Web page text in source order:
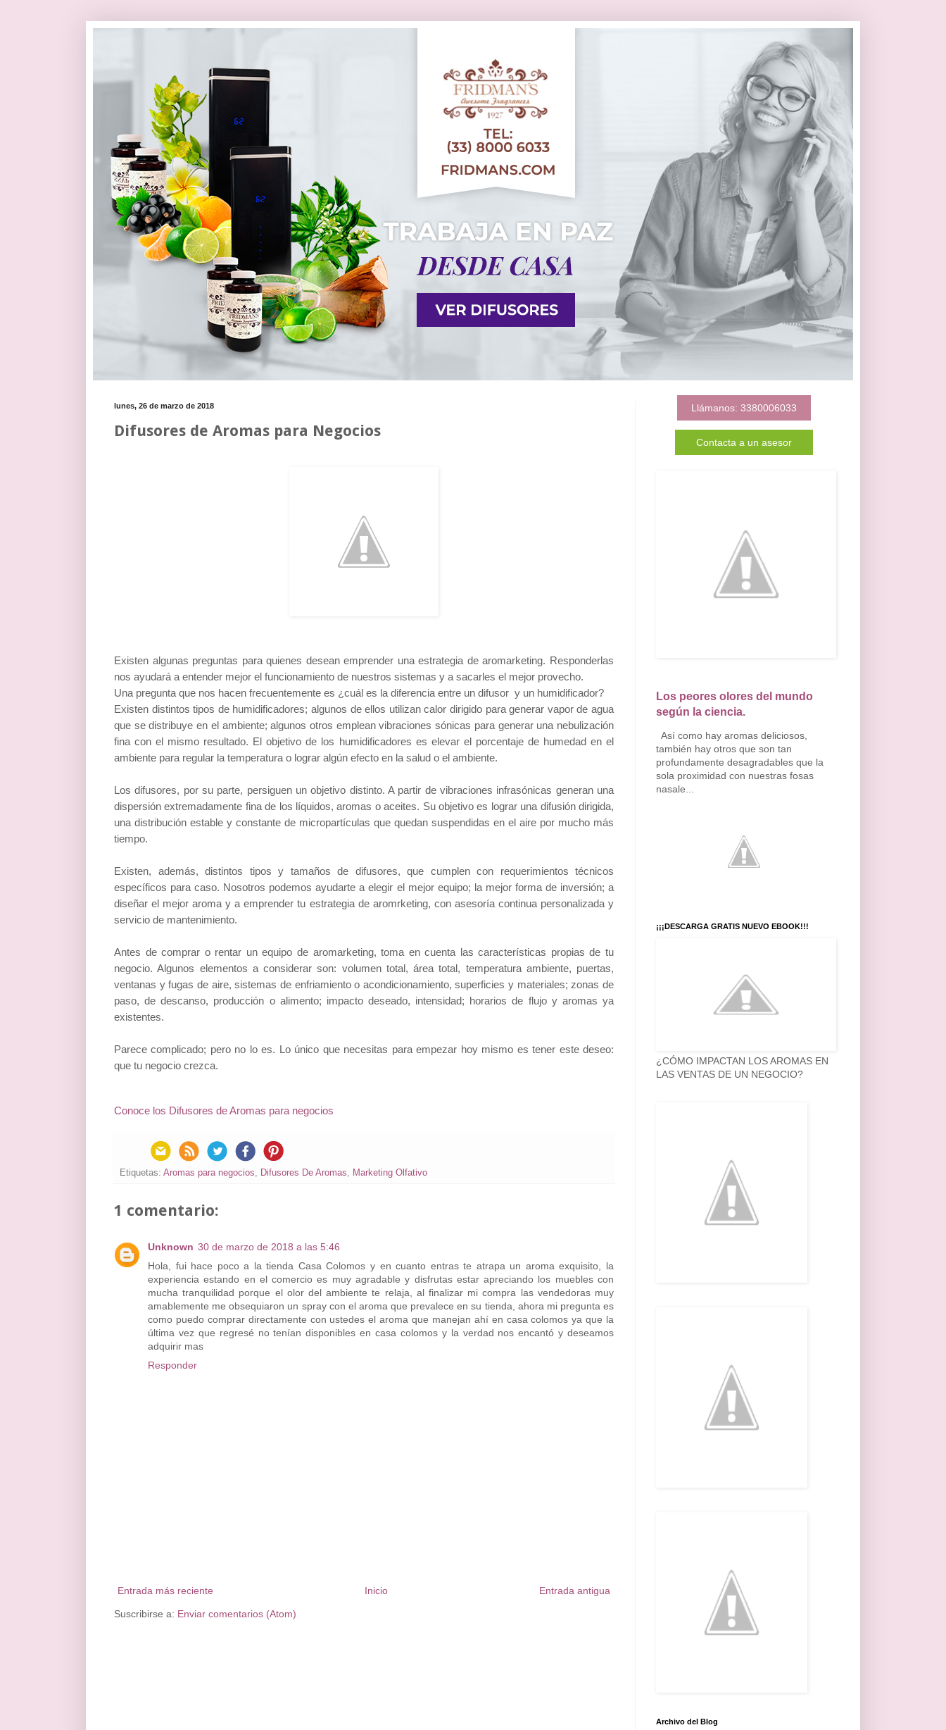
lunes, 26 de marzo de 2018
Difusores de Aromas para Negocios
Existen algunas preguntas para quienes desean emprender una estrategia de aromarketing. Responderlas
nos ayudará a entender mejor el funcionamiento de nuestros sistemas y a sacarles el mejor provecho.
Una pregunta que nos hacen frecuentemente es ¿cuál es la diferencia entre un difusor y un humidificador?
Existen distintos tipos de humidificadores; algunos de ellos utilizan calor dirigido para generar vapor de agua
que se distribuye en el ambiente; algunos otros emplean vibraciones sónicas para generar una nebulización
fina con el mismo resultado. El objetivo de los humidificadores es elevar el porcentaje de humedad en el
ambiente para regular la temperatura o lograr algún efecto en la salud o el ambiente.
Los difusores, por su parte, persiguen un objetivo distinto. A partir de vibraciones infrasónicas generan una
dispersión extremadamente fina de los líquidos, aromas o aceites. Su objetivo es lograr una difusión dirigida,
una distribución estable y constante de micropartículas que quedan suspendidas en el aire por mucho más
tiempo.
Existen, además, distintos tipos y tamaños de difusores, que cumplen con requerimientos técnicos
específicos para caso. Nosotros podemos ayudarte a elegir el mejor equipo; la mejor forma de inversión; a
diseñar el mejor aroma y a emprender tu estrategia de aromrketing, con asesoría continua personalizada y
servicio de mantenimiento.
Antes de comprar o rentar un equipo de aromarketing, toma en cuenta las características propias de tu
negocio. Algunos elementos a considerar son: volumen total, área total, temperatura ambiente, puertas,
ventanas y fugas de aire, sistemas de enfriamiento o acondicionamiento, superficies y materiales; zonas de
paso, de descanso, producción o alimento; impacto deseado, intensidad; horarios de flujo y aromas ya
existentes.
Parece complicado; pero no lo es. Lo único que necesitas para empezar hoy mismo es tener este deseo:
que tu negocio crezca.
Conoce los Difusores de Aromas para negocios
Etiquetas: Aromas para negocios Difusores De Aromas Marketing Olfativo
1 comentario:
Unknown 30 de marzo de 2018 a las 5:46
Hola, fui hace poco a la tienda Casa Colomos y en cuanto entras te atrapa un aroma exquisito, la
experiencia estando en el comercio es muy agradable y disfrutas estar apreciando los muebles con
mucha tranquilidad porque el olor del ambiente te relaja, al finalizar mi compra las vendedoras muy
amablemente me obsequiaron un spray con el aroma que prevalece en su tienda, ahora mi pregunta es
como puedo comprar directamente con ustedes el aroma que manejan ahí en casa colomos ya que la
última vez que regresé no tenían disponibles en casa colomos y la verdad nos encantó y deseamos
adquirir mas
Responder
Entrada más reciente Entrada antigua
Inicio
Suscribirse a: Enviar comentarios (Atom)
Llámanos: 3380006033
Contacta a un asesor
Los peores olores del mundo
según la ciencia.
Así como hay aromas deliciosos,
también hay otros que son tan
profundamente desagradables que la
sola proximidad con nuestras fosas
nasale...
¡¡¡DESCARGA GRATIS NUEVO EBOOK!!!
¿CÓMO IMPACTAN LOS AROMAS EN
LAS VENTAS DE UN NEGOCIO?
Archivo del Blog